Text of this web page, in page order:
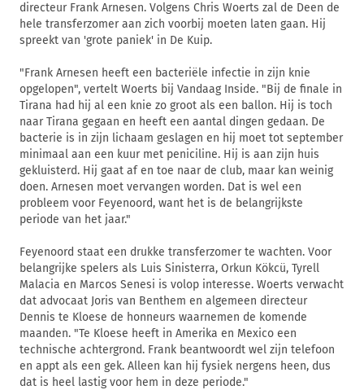
directeur Frank Arnesen. Volgens Chris Woerts zal de Deen de
hele transferzomer aan zich voorbij moeten laten gaan. Hij
spreekt van 'grote paniek' in De Kuip.
"Frank Arnesen heeft een bacteriële infectie in zijn knie
opgelopen", vertelt Woerts bij Vandaag Inside. "Bij de finale in
Tirana had hij al een knie zo groot als een ballon. Hij is toch
naar Tirana gegaan en heeft een aantal dingen gedaan. De
bacterie is in zijn lichaam geslagen en hij moet tot september
minimaal aan een kuur met peniciline. Hij is aan zijn huis
gekluisterd. Hij gaat af en toe naar de club, maar kan weinig
doen. Arnesen moet vervangen worden. Dat is wel een
probleem voor Feyenoord, want het is de belangrijkste
periode van het jaar."
Feyenoord staat een drukke transferzomer te wachten. Voor
belangrijke spelers als Luis Sinisterra, Orkun Kökcü, Tyrell
Malacia en Marcos Senesi is volop interesse. Woerts verwacht
dat advocaat Joris van Benthem en algemeen directeur
Dennis te Kloese de honneurs waarnemen de komende
maanden. "Te Kloese heeft in Amerika en Mexico een
technische achtergrond. Frank beantwoordt wel zijn telefoon
en appt als een gek. Alleen kan hij fysiek nergens heen, dus
dat is heel lastig voor hem in deze periode."